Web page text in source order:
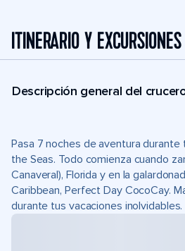
ITINERARIO Y EXCURSIONES
Descripción general del
Pasa 7 noches de aventura
the Seas. Todo comienza cuando
Canaveral), Florida y en la
Caribbean, Perfect Day CocoCay.
durante tus vacaciones inolvidables.